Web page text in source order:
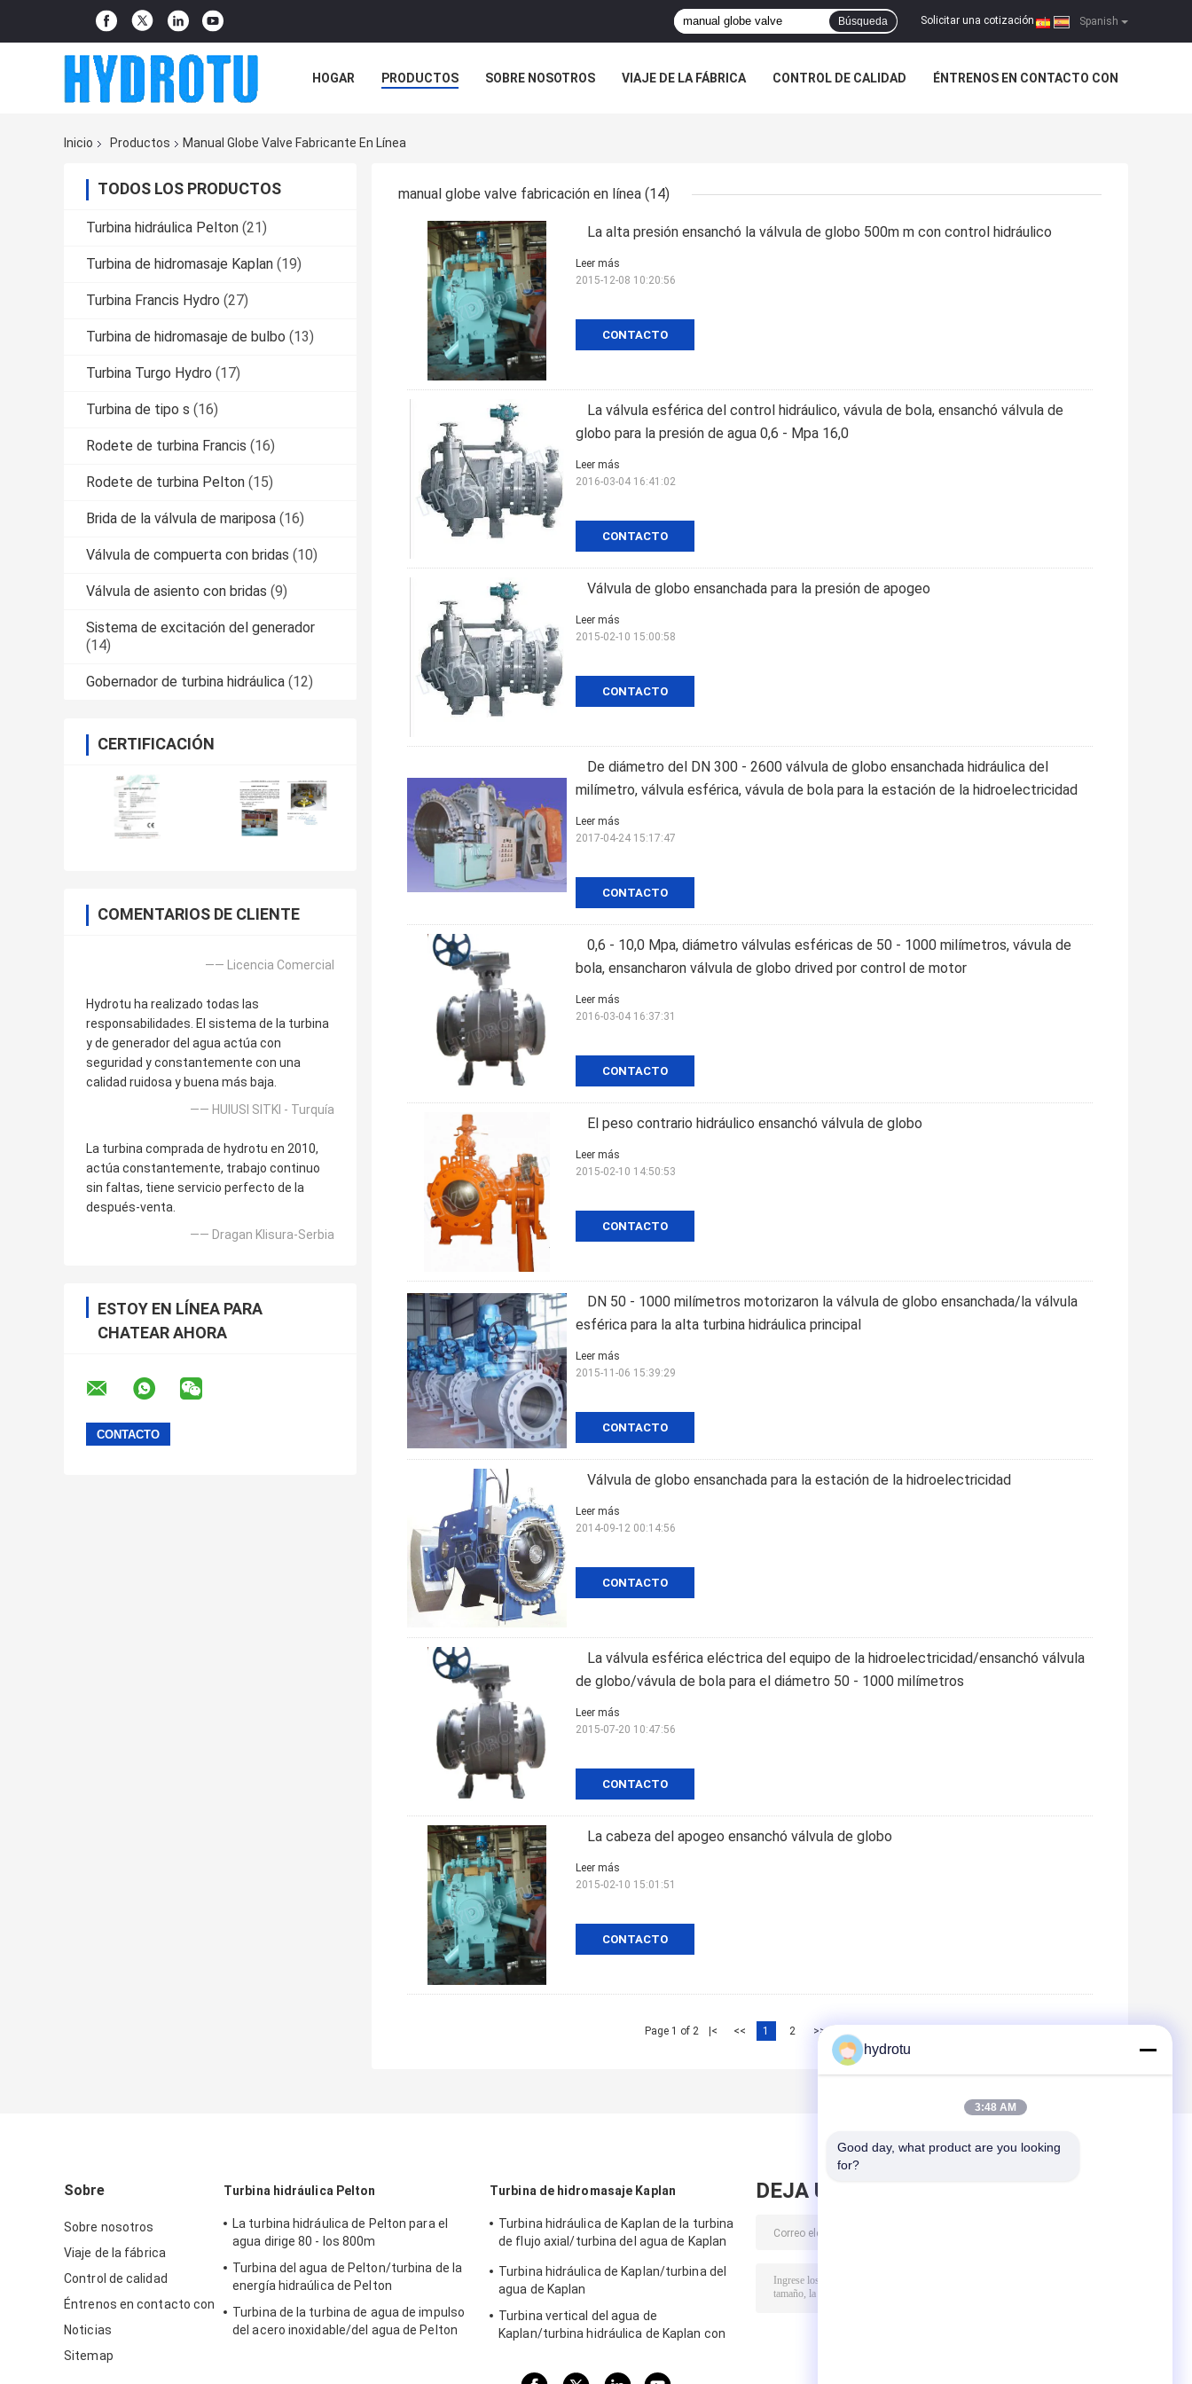
Spanish
Solicitar una cotización |
Búsqueda
HOGAR PRODUCTOS SOBRE NOSOTROS VIAJE DE LA FÁBRICA CONTROL DE CALIDAD ÉNTRENOS EN CONTACTO CON
Inicio
Productos Manual Globe Valve Fabricante En Línea
TODOS LOS PRODUCTOS
Turbina hidráulica Pelton (21)
Turbina de hidromasaje Kaplan (19)
Turbina Francis Hydro (27)
Turbina de hidromasaje de bulbo (13)
Turbina Turgo Hydro (17)
Turbina de tipo s (16)
Rodete de turbina Francis (16)
Rodete de turbina Pelton (15)
Brida de la válvula de mariposa (16)
Válvula de compuerta con bridas (10)
Válvula de asiento con bridas (9)
Sistema de excitación del generador
(14)
Gobernador de turbina hidráulica (12)
CERTIFICACIÓN
COMENTARIOS DE CLIENTE
—— Licencia Comercial
Hydrotu ha realizado todas las
responsabilidades. El sistema de la turbina
y de generador del agua actúa con
seguridad y constantemente con una
calidad ruidosa y buena más baja.
—— HUlUSI SITKI - Turquía
La turbina comprada de hydrotu en 2010,
actúa constantemente, trabajo continuo
sin faltas, tiene servicio perfecto de la
después-venta.
—— Dragan Klisura-Serbia
ESTOY EN LÍNEA PARA
CHATEAR AHORA
manual globe valve fabricación en línea (14)
La alta presión ensanchó la válvula de globo 500m m con control hidráulico
CONTACTO
Leer más
2015-12-08 10:20:56
La válvula esférica del control hidráulico, vávula de bola, ensanchó válvula de
globo para la presión de agua 0,6 - Mpa 16,0
CONTACTO
Leer más
2016-03-04 16:41:02
Válvula de globo ensanchada para la presión de apogeo
CONTACTO
Leer más
2015-02-10 15:00:58
De diámetro del DN 300 - 2600 válvula de globo ensanchada hidráulica del
milímetro, válvula esférica, vávula de bola para la estación de la hidroelectricidad
CONTACTO
Leer más
2017-04-24 15:17:47
0,6 - 10,0 Mpa, diámetro válvulas esféricas de 50 - 1000 milímetros, vávula de
bola, ensancharon válvula de globo drived por control de motor
CONTACTO
Leer más
2016-03-04 16:37:31
El peso contrario hidráulico ensanchó válvula de globo
CONTACTO
Leer más
2015-02-10 14:50:53
DN 50 - 1000 milímetros motorizaron la válvula de globo ensanchada/la válvula
esférica para la alta turbina hidráulica principal
CONTACTO
Leer más
2015-11-06 15:39:29
Válvula de globo ensanchada para la estación de la hidroelectricidad
CONTACTO
Leer más
2014-09-12 00:14:56
La válvula esférica eléctrica del equipo de la hidroelectricidad/ensanchó válvula
de globo/vávula de bola para el diámetro 50 - 1000 milímetros
CONTACTO
Leer más
2015-07-20 10:47:56
La cabeza del apogeo ensanchó válvula de globo
CONTACTO
Leer más
2015-02-10 15:01:51
Page 1 of 2 |< << 1 2 >>
Sobre
Sobre nosotros
Viaje de la fábrica
Control de calidad
Éntrenos en contacto con
Noticias
Sitemap
Turbina hidráulica Pelton
La turbina hidráulica de Pelton para el
agua dirige 80 - los 800m
Turbina del agua de Pelton/turbina de la
energía hidraúlica de Pelton
Turbina de la turbina de agua de impulso
del acero inoxidable/del agua de Pelton
Turbina de hidromasaje Kaplan
Turbina hidráulica de Kaplan de la turbina
de flujo axial/turbina del agua de Kaplan
hidroelectricidad de los 2m - de los 70m
Turbina hidráulica de Kaplan/turbina del
agua de Kaplan
Turbina vertical del agua de
Kaplan/turbina hidráulica de Kaplan con
DEJA UN MENSAJE
hydrotu
3:48 AM
Good day, what product are you looking
for?